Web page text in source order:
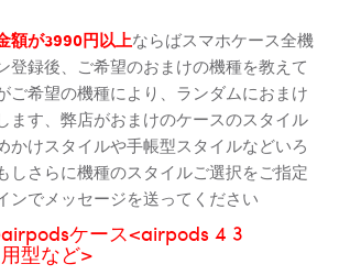
額が3990円以上ならばスマホケース全機
登録後、ご希望のおまけの機種を教えて
ご希望の機種により、ランダムにおまけ
ます、弊店がおまけのケースのスタイル
かけスタイルや手帳型スタイルなどいろ
しさらに機種のスタイルご選択をご指定
ンでメッセージを送ってください
ケース<airpods 4 3
型など>